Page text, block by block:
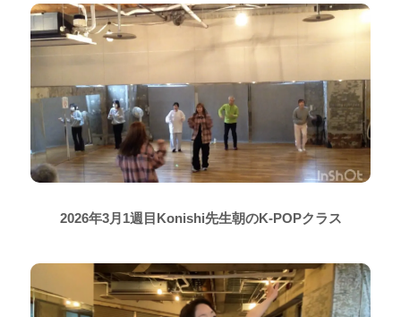
2026年3月1週目Konishi先生朝のK-POPクラス